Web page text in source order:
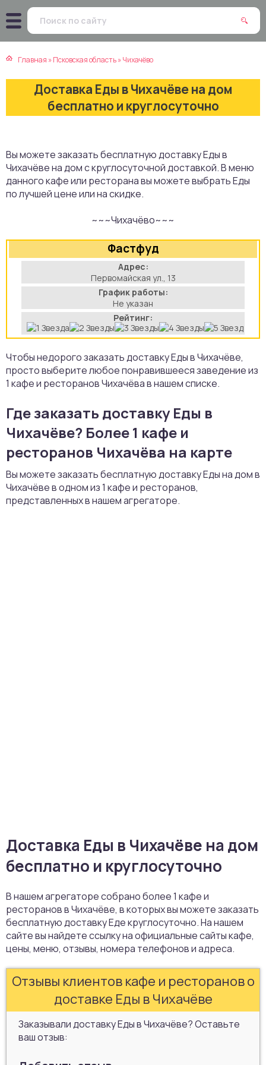
Главная »Псковская область»Чихачёво
Доставка Еды в Чихачёве на дом
бесплатно и круглосуточно
Вы можете заказать бесплатную доставку Еды в
Чихачёве на дом с круглосуточной доставкой. В меню
данного кафе или ресторана вы можете выбрать Еды
по лучшей цене или на скидке.
~~~Чихачёво~~~
Фастфуд
Адрес:
Первомайская ул., 13
График работы:
Не указан
Рейтинг:
Чтобы недорого заказать доставку Еды в Чихачёве,
просто выберите любое понравившееся заведение из
1 кафе и ресторанов Чихачёва в нашем списке.
Где заказать доставку Еды в
Чихачёве? Более 1 кафе и
ресторанов Чихачёва на карте
Вы можете заказать бесплатную доставку Еды на дом в
Чихачёве в одном из 1 кафе и ресторанов,
представленных в нашем агрегаторе.
Доставка Еды в Чихачёве на дом
бесплатно и круглосуточно
В нашем агрегаторе собрано более 1 кафе и
ресторанов в Чихачёве, в которых вы можете заказать
бесплатную доставку Еде круглосуточно. На нашем
сайте вы найдете ссылку на официальные сайты кафе,
цены, меню, отзывы, номера телефонов и адреса.
Отзывы клиентов кафе и ресторанов о
доставке Еды в Чихачёве
Заказывали доставку Еды в Чихачёве? Оставьте
ваш отзыв:
кухня
кухня
кухня